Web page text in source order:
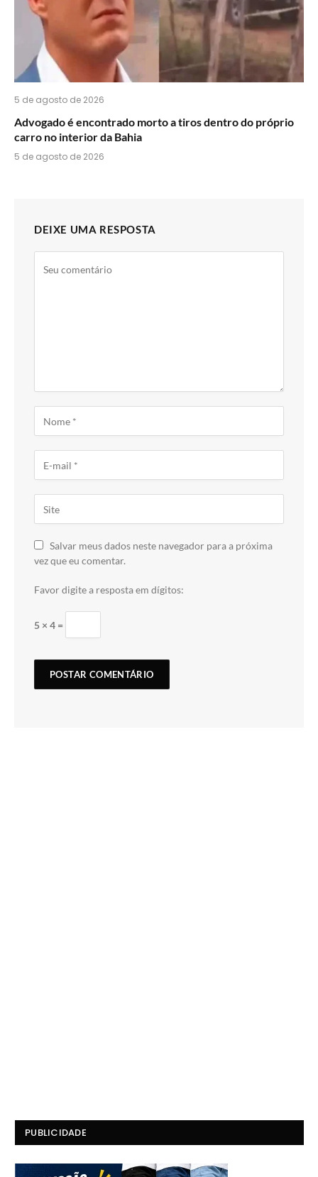
5 de agosto de 2026
Advogado é encontrado morto a tiros dentro do próprio
carro no interior da Bahia
5 de agosto de 2026
DEIXE UMA RESPOSTA
Salvar meus dados neste navegador para a próxima
vez que eu comentar.
Favor digite a resposta em dígitos:
5 × 4 =
PUBLICIDADE